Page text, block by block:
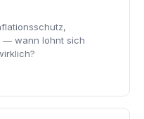
— wann lohnt sich